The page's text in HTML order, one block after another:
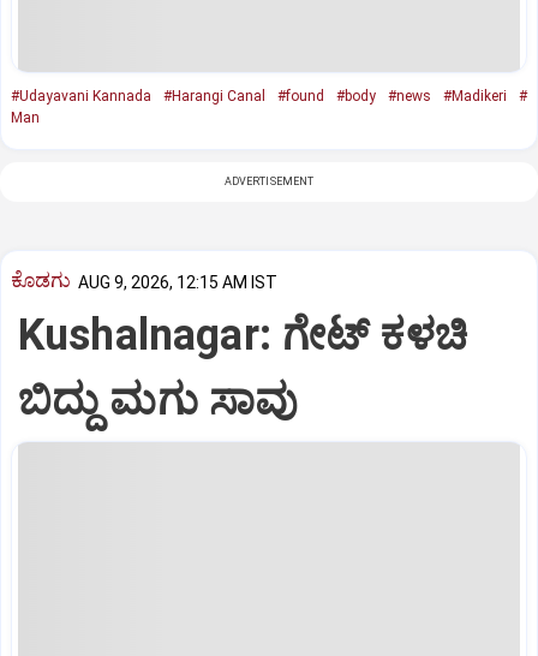
#Udayavani Kannada #Harangi Canal #found #body #news #Madikeri
#
Man
ADVERTISEMENT
ಕೊಡಗು AUG 9, 2026, 12:15 AM IST
Kushalnagar: ಗೇಟ್ ಕಳಚಿ
ಬಿದ್ದು ಮಗು ಸಾವು